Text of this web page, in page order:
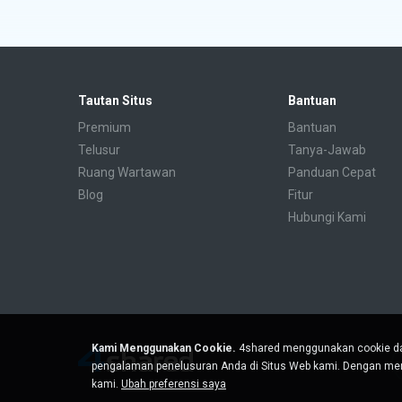
Tautan Situs
Premium
Telusur
Ruang Wartawan
Blog
Bantuan
Bantuan
Tanya-Jawab
Panduan Cepat
Fitur
Hubungi Kami
Kami Menggunakan Cookie. 4shared menggunakan cookie
pengalaman penelusuran Anda di Situs Web kami. Dengan
kami. Ubah preferensi saya